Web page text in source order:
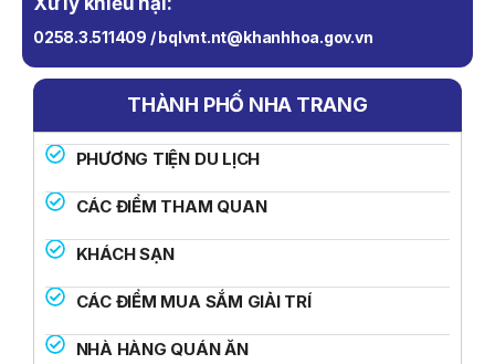
0258.3.511409 / bqlvnt.nt@khanhhoa.gov.vn
THÀNH PHỐ NHA TRANG
PHƯƠNG TIỆN DU LỊCH
CÁC ĐIỂM THAM QUAN
KHÁCH SẠN
CÁC ĐIỂM MUA SẮM GIẢI TRÍ
NHÀ HÀNG QUÁN ĂN